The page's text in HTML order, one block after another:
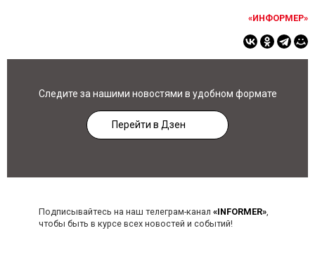
«ИНФОРМЕР»
Следите за нашими новостями в удобном формате
Перейти в Дзен
Подписывайтесь на наш телеграм-канал «INFORMER»,
чтобы быть в курсе всех новостей и событий!